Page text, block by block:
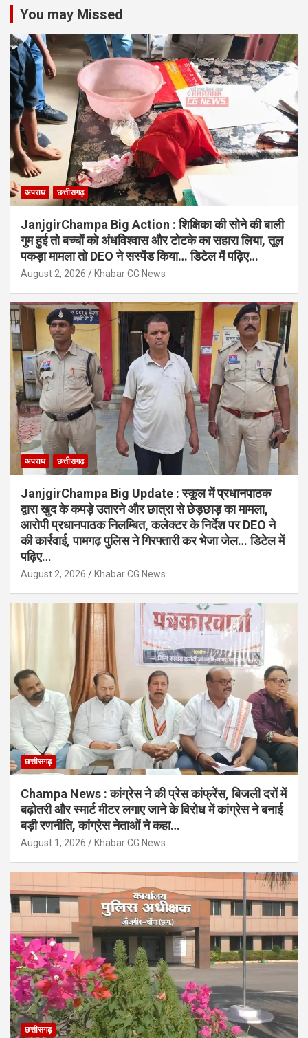
You may Missed
अपराध छत्तीसगढ़
JanjgirChampa Big Action : शिक्षिका की सोने की बाली
गुम हुई तो बच्चों को अंधविश्वास और टोटके का सहारा लिया, तूल
पकड़ा मामला तो DEO ने सस्पेंड किया… डिटेल में पढ़िए…
August 2, 2026 Khabar CG News
अपराध छत्तीसगढ़
JanjgirChampa Big Update : स्कूल में प्रधानपाठक
द्वारा खुद के कपड़े उतारने और छात्रा से छेड़छाड़ का मामला,
आरोपी प्रधानपाठक निलम्बित, कलेक्टर के निर्देश पर DEO ने
की कार्रवाई, पामगढ़ पुलिस ने गिरफ्तारी कर भेजा जेल… डिटेल में
पढ़िए…
August 2, 2026 Khabar CG News
छत्तीसगढ़
Champa News : कांग्रेस ने की प्रेस कांफ्रेंस, बिजली दरों में
बढ़ोतरी और स्मार्ट मीटर लगाए जाने के विरोध में कांग्रेस ने बनाई
बड़ी रणनीति, कांग्रेस नेताओं ने कहा…
August 1, 2026 Khabar CG News
छत्तीसगढ़